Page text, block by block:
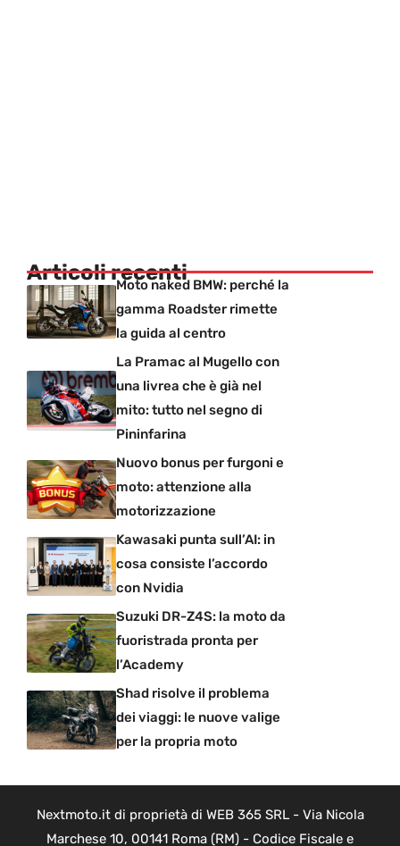
Articoli recentiMoto naked BMW: perché la
gamma Roadster rimette
la guida al centro
La Pramac al Mugello con
una livrea che è già nel
mito: tutto nel segno di
Pininfarina
Nuovo bonus per furgoni e
moto: attenzione alla
motorizzazione
Kawasaki punta sull’AI: in
cosa consiste l’accordo
con Nvidia
Suzuki DR-Z4S: la moto da
fuoristrada pronta per
l’Academy
Shad risolve il problema
dei viaggi: le nuove valige
per la propria moto
Nextmoto.it di proprietà di WEB 365 SRL - Via Nicola
Marchese 10, 00141 Roma (RM) - Codice Fiscale e